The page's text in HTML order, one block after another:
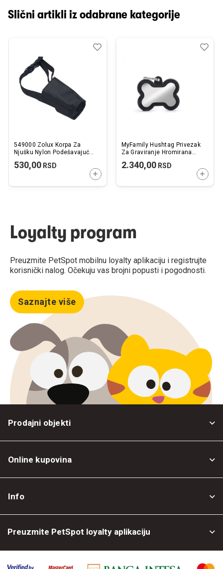
Slični artikli iz odabrane kategorije
549000 Zolux Korpa Za
Njušku Nylon Podešavajuća
530,00 RSD
DODAJTE U KORPU
Dodaj
Uporedi
MyFamily Hushtag Privezak
Za Graviranje Hromirana
2.340,00RSD
Loyalty program
Preuzmite PetSpot mobilnu loyalty aplikaciju i registrujte
korisnički nalog. Očekuju vas brojni popusti i pogodnosti.
Saznajte više
Prodajni objekti
Online kupovina
Info
Preuzmite PetSpot loyalty aplikaciju